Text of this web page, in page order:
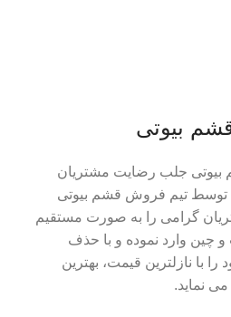
بیوتی
جلب رضایت مشتریان
توسط تیم فروش قشم بیوتی
گرامی را به صورت مستقیم
چین وارد نموده و با حذف
با نازلترین قیمت، بهترین
نماید.